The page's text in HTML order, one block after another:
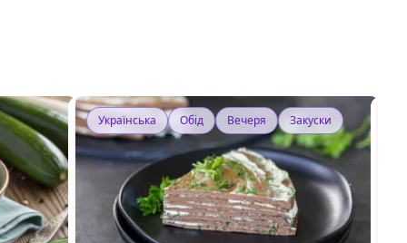
Українська Обід Вечеря Закуски